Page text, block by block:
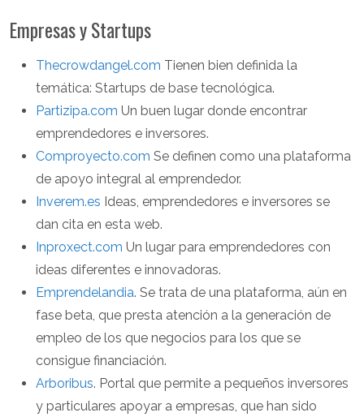
Empresas y Startups
Thecrowdangel.com Tienen bien definida la
temática: Startups de base tecnológica.
Partizipa.com Un buen lugar donde encontrar
emprendedores e inversores.
Comproyecto.com Se definen como una plataforma
de apoyo integral al emprendedor.
Inverem.es Ideas, emprendedores e inversores se
dan cita en esta web.
Inproxect.com Un lugar para emprendedores con
ideas diferentes e innovadoras.
Emprendelandia. Se trata de una plataforma, aún en
fase beta, que presta atención a la generación de
empleo de los que negocios para los que se
consigue financiación.
Arboribus. Portal que permite a pequeños inversores
y particulares apoyar a empresas, que han sido